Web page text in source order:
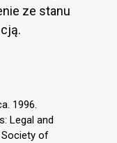
ze stanu
1996.
Legal and
Society of